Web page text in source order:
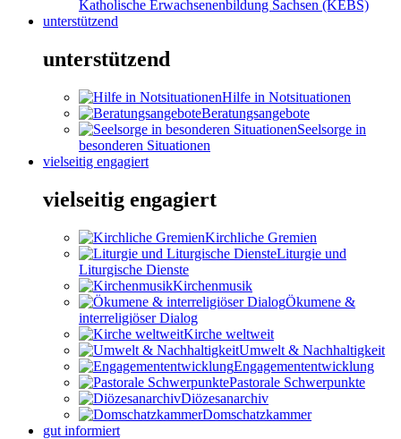
Katholische Erwachsenenbildung Sachsen (KEBS)
unterstützend
unterstützend
Hilfe in Notsituationen
Beratungsangebote
Seelsorge in
besonderen Situationen
vielseitig engagiert
vielseitig engagiert
Kirchliche Gremien
Liturgie und
Liturgische Dienste
Kirchenmusik
Ökumene &
interreligiöser Dialog
Kirche weltweit
Umwelt & Nachhaltigkeit
Engagemententwicklung
Pastorale Schwerpunkte
Diözesanarchiv
Domschatzkammer
gut informiert